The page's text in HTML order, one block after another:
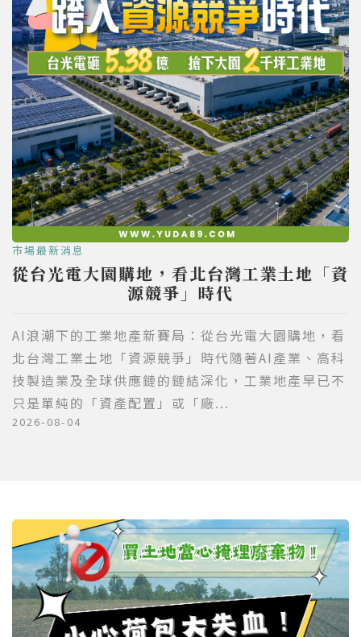
市場最新消息
從台光電大園購地，看北台灣工業土地「資
源競爭」時代
AI浪潮下的工業地產新賽局：從台光電大園購地，看
北台灣工業土地「資源競爭」時代隨著AI產業、高科
技製造業及全球供應鏈的鏈結深化，工業地產早已不
只是單純的「資產配置」或「廠...
2026-08-04